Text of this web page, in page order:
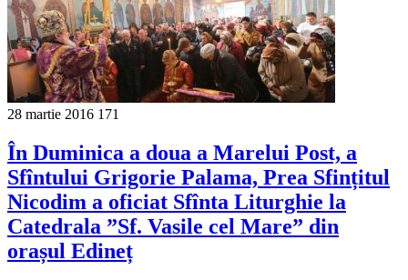
28 martie 2016 171
În Duminica a doua a Marelui Post, a
Sfîntului Grigorie Palama, Prea Sfințitul
Nicodim a oficiat Sfînta Liturghie la
Catedrala ”Sf. Vasile cel Mare” din
orașul Edineț